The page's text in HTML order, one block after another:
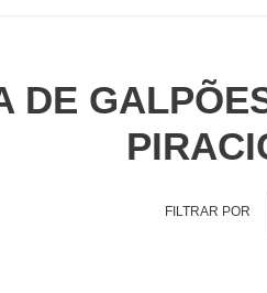
DE
FILTRAR POR